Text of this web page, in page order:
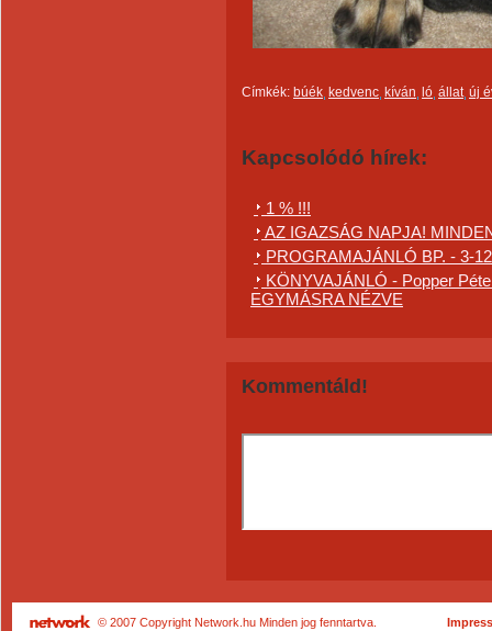
Címkék: búék kedvenc kíván ló állat új
Kapcsolódó hírek:
1 % !!!
AZ IGAZSÁG NAPJA!
PROGRAMAJÁNLÓ BP. - 3-
KÖNYVAJÁNLÓ - Popper
EGYMÁSRA NÉZVE
Kommentáld!
© 2007 Copyright Network.hu Minden jog fenntartva.